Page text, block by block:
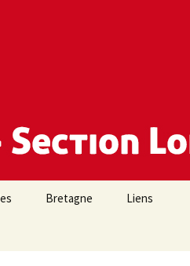
Bretagne Liens